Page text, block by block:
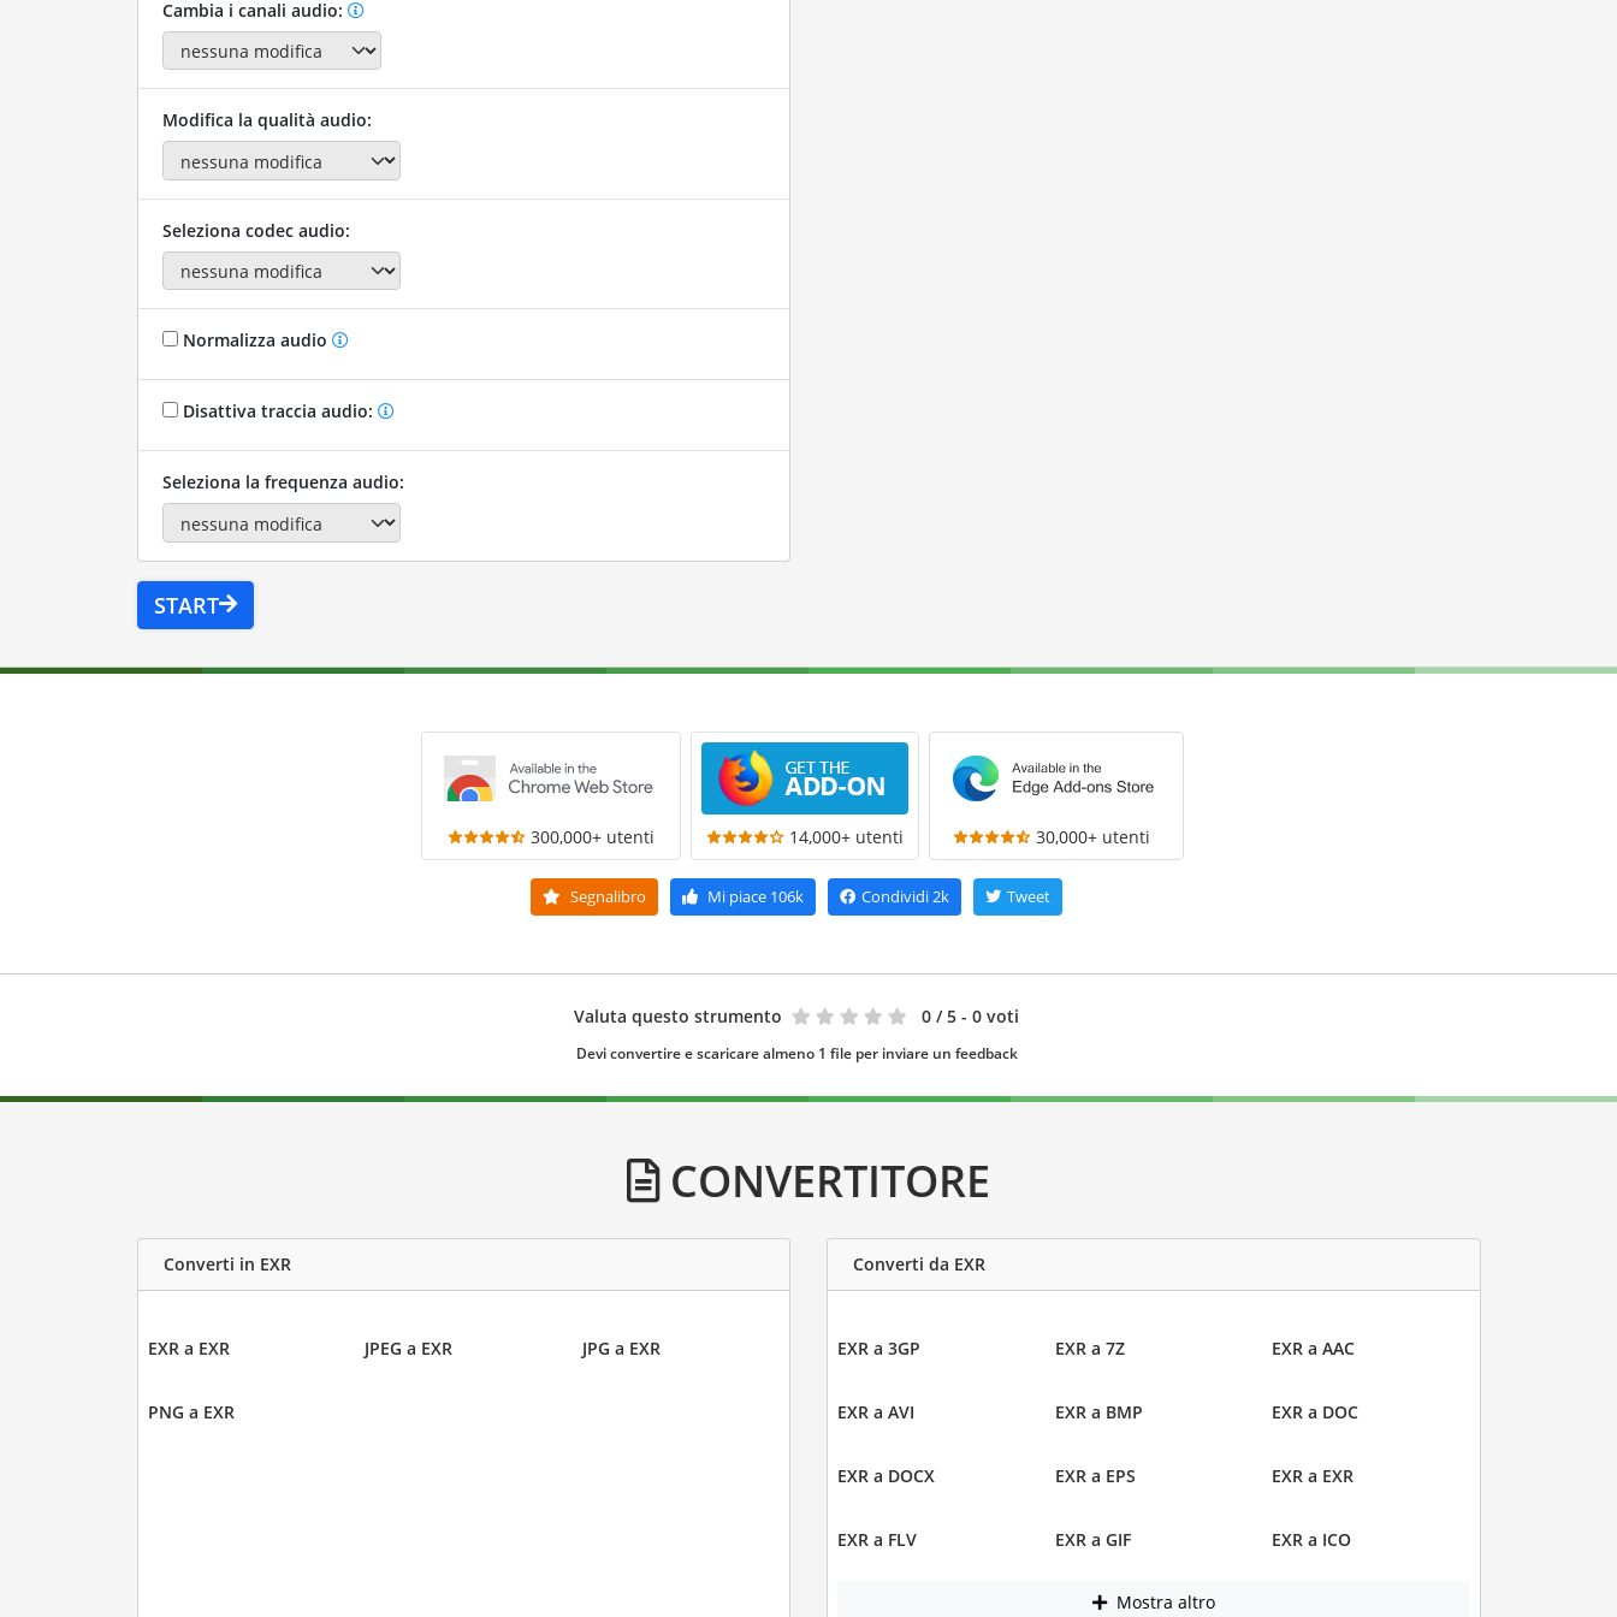
Cambia i canali audio:
Modifica la qualità audio:
Seleziona codec audio:
Normalizza audio
Disattiva traccia audio:
Seleziona la frequenza audio:
START
300,000+ utenti 14,000+ utenti 30,000+ utenti
Segnalibro Mi piace 106k Condividi2k Tweet
Valuta questo strumento 0 / 5 - 0 voti
Devi convertire e scaricare almeno 1 file per inviare un feedback
CONVERTITORE
Converti in EXR
EXR a EXR JPEG a EXR JPG a EXR
PNG a EXR
Converti da EXR
EXR a 3GP EXR a 7Z EXR a AAC
EXR a AVI EXR a BMP EXR a DOC
EXR a DOCX EXR a EPS EXR a EXR
EXR a FLV EXR a GIF EXR a ICO
Mostra altro